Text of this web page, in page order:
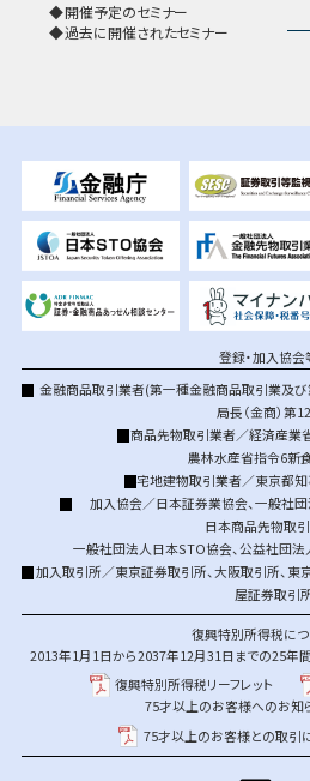
開催予定のセミナー
過去に開催されたセミナー
登録・加入協会
金融商品取引業者(第一種金融商品取引業及
局長（金商）第
商品先物取引業者／経済産業
農林水産省指令6新
宅地建物取引業者／東京都知
加入協会／日本証券業協会、一般社
日本商品先物取
一般社団法人日本STO協会、公益社団法
加入取引所／東京証券取引所、大阪取引所、 東
屋証券取引
復興特別所得税に
2013年1月1日から2037年12月31日までの25年
復興特別所得税リーフレット
75才以上のお客様へのお知
75才以上のお客様との取引